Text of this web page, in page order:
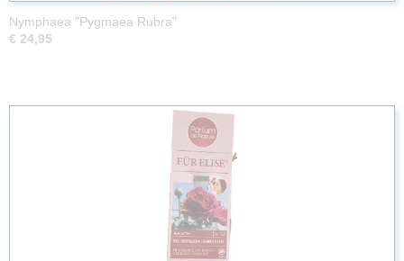
Nymphaea "Pygmaea Rubra"
€ 24,95